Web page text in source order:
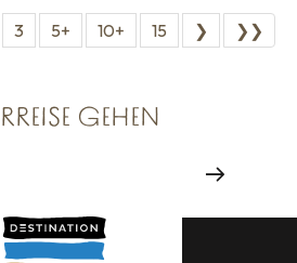
3 5+ 10+ 15 ❯ ❯❯
GEHEN
Shopping